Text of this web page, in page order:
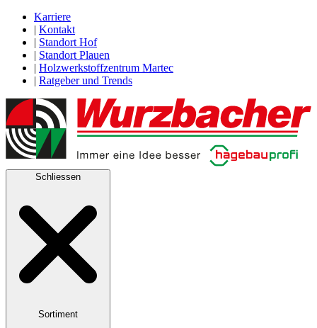
Karriere
| Kontakt
| Standort Hof
| Standort Plauen
| Holzwerkstoffzentrum Martec
| Ratgeber und Trends
Schliessen
Sortiment